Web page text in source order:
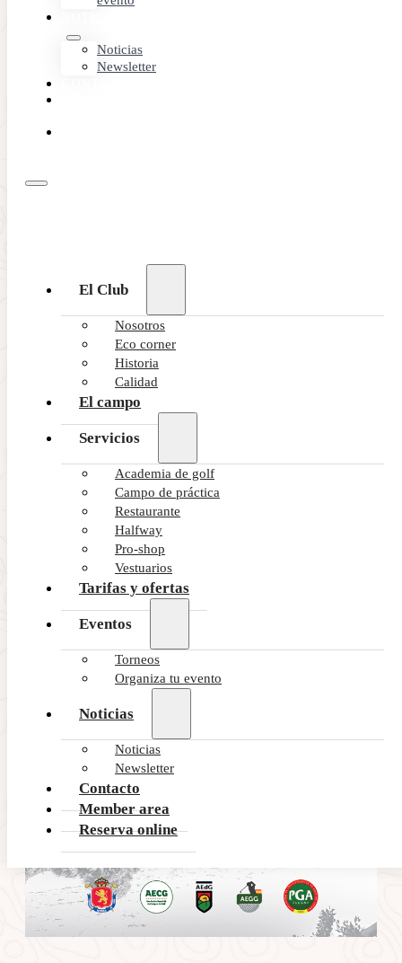
Noticias
Newsletter
El Club
Nosotros
Eco corner
Historia
Calidad
El campo
Servicios
Academia de golf
Campo de práctica
Restaurante
Halfway
Pro-shop
Vestuarios
Tarifas y ofertas
Eventos
Torneos
Organiza tu evento
Noticias
Noticias
Newsletter
Contacto
Member area
Reserva online